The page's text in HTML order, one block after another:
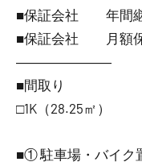
■保証会社 年間継
■保証会社 月額保
―――――――
■間取り
□1K（28.25㎡）
■① 駐車場・バイク